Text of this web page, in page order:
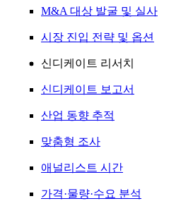
M&A 대상 발굴 및 실사
시장 진입 전략 및 옵션
신디케이트 리서치
신디케이트 보고서
산업 동향 추적
맞춤형 조사
애널리스트 시간
가격·물량·수요 분석